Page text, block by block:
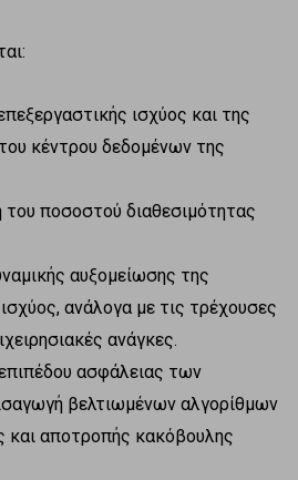
ισχύος και της
κέντρου δεδομένων της
του ποσοστού διαθεσιμότητας
αυξομείωσης της
ανάλογα με τις τρέχουσες
ανάγκες.
ασφάλειας των
βελτιωμένων αλγορίθμων
και αποτροπής κακόβουλης